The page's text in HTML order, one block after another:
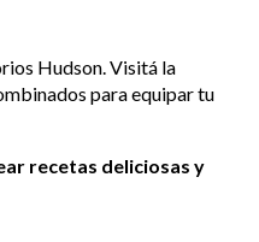
Hudson. Visitá la
para equipar tu
recetas deliciosas y